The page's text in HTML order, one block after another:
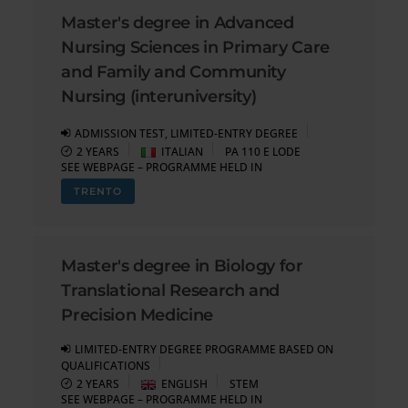
Master's degree in Advanced
Nursing Sciences in Primary Care
and Family and Community
Nursing (interuniversity)
ADMISSION TEST, LIMITED-ENTRY DEGREE
2 YEARS
ITALIAN
PA 110 E LODE
SEE WEBPAGE – PROGRAMME HELD IN
TRENTO
Master's degree in Biology for
Translational Research and
Precision Medicine
LIMITED-ENTRY DEGREE PROGRAMME BASED ON
QUALIFICATIONS
2 YEARS
ENGLISH
STEM
SEE WEBPAGE – PROGRAMME HELD IN